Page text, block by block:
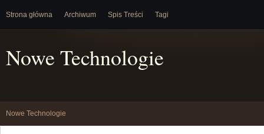
Strona główna Archiwum Spis Treści Tagi
Nowe Technologie
Nowe Technologie